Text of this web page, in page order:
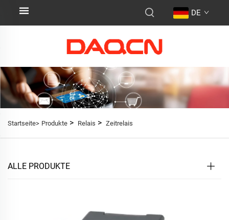
DE
Startseite> Produkte > Relais > Zeitrelais
ALLE PRODUKTE